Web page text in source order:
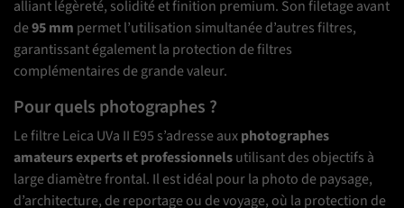
alliant légèreté, solidité et finition premium. Son filetage avant
de95 mm permet l’utilisation simultanée d’autres filtres,
garantissant également la protection de filtres
complémentaires de grande valeur.
Pour quels photographes ?
Le filtre Leica UVa II E95 s’adresse auxphotographes
amateurs experts et professionnelsutilisant des objectifs à
large diamètre frontal. Il est idéal pour la photo de paysage,
d’architecture, de reportage ou de voyage, où la protection de